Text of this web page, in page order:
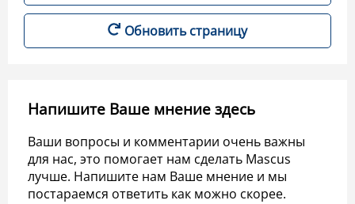
Обновить страницу
Напишите Ваше мнение здесь
Ваши вопросы и комментарии очень важны
для нас, это помогает нам сделать Mascus
лучше. Напишите нам Ваше мнение и мы
постараемся ответить как можно скорее.